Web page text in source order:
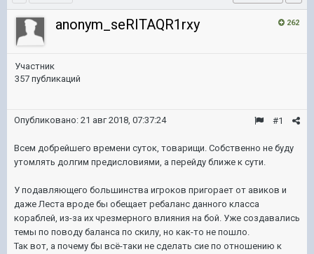
262
anonym_seRITAQR1rxy
Участник
357 публикаций
#1
Опубликовано: 21 авг 2018, 07:37:24
Всем добрейшего времени суток, товарищи. Собственно не буду
утомлять долгим предисловиями, а перейду ближе к сути.
У подавляющего большинства игроков пригорает от авиков и
даже Леста вроде бы обещает ребаланс данного класса
кораблей, из-за их чрезмерного влияния на бой. Уже создавались
темы по поводу баланса по скилу, но как-то не пошло.
Так вот, а почему бы всё-таки не сделать сие по отношению к